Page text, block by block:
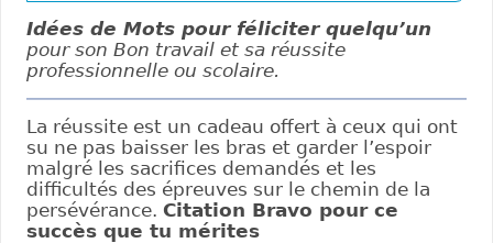
Idées de Mots pour féliciter quelqu’un
pour son Bon travail et sa réussite
professionnelle ou scolaire.
La réussite est un cadeau offert à ceux qui ont
su ne pas baisser les bras et garder l’espoir
malgré les sacrifices demandés et les
difficultés des épreuves sur le chemin de la
persévérance. Citation Bravo pour ce
succès que tu mérites